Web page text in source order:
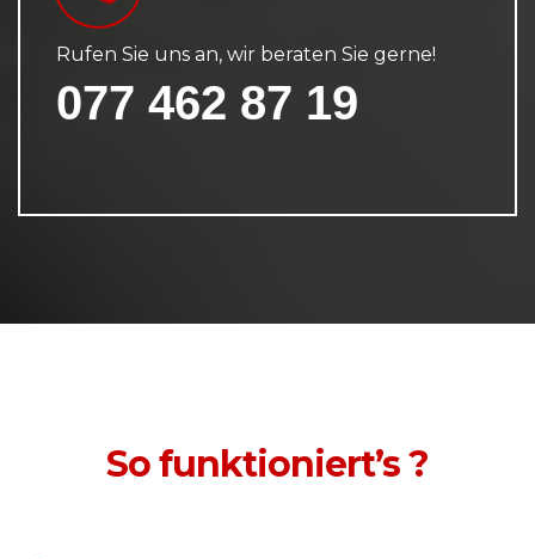
Rufen Sie uns an, wir beraten Sie gerne!
077 462 87 19
So funktioniert’s ?